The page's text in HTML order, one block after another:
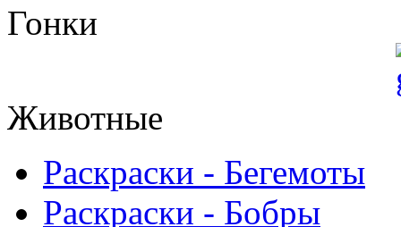
Гонки
Животные
Раскраски - Бегемоты
Раскраски - Бобры